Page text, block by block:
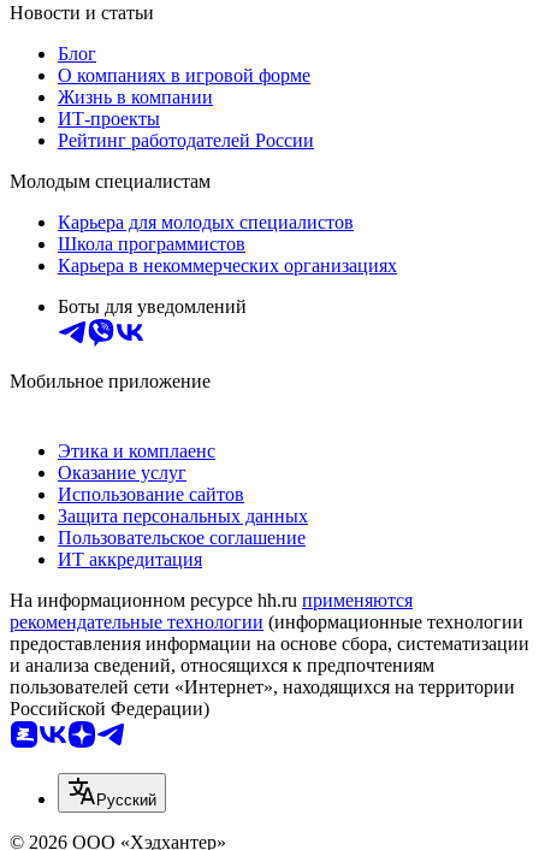
Новости и статьи
Блог
О компаниях в игровой форме
Жизнь в компании
ИТ-проекты
Рейтинг работодателей России
Молодым специалистам
Карьера для молодых специалистов
Школа программистов
Карьера в некоммерческих организациях
Боты для уведомлений
Мобильное приложение
Этика и комплаенс
Оказание услуг
Использование сайтов
Защита персональных данных
Пользовательское соглашение
ИТ аккредитация
На информационном ресурсе hh.ru применяются
рекомендательные технологии (информационные технологии
предоставления информации на основе сбора, систематизации
и анализа сведений, относящихся к предпочтениям
пользователей сети «Интернет», находящихся на территории
Российской Федерации)
Русский
© 2026 ООО «Хэдхантер»